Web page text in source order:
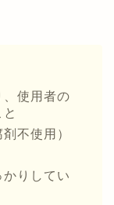
使用者の
不使用）
りしてい